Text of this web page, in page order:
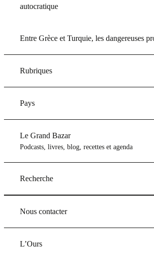
autocratique
Entre Grèce et Turquie, les dangereuses
Rubriques
Pays
Le Grand Bazar
Podcasts, livres, blog, recettes et agenda
Recherche
Nous contacter
L’Ours